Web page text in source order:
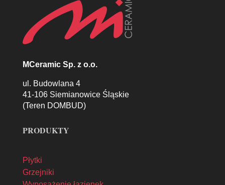
MCeramic Sp. z o.o.
ul. Budowlana 4
41-106 Siemianowice Śląskie
(Teren DOMBUD)
PRODUKTY
Płytki
Grzejniki